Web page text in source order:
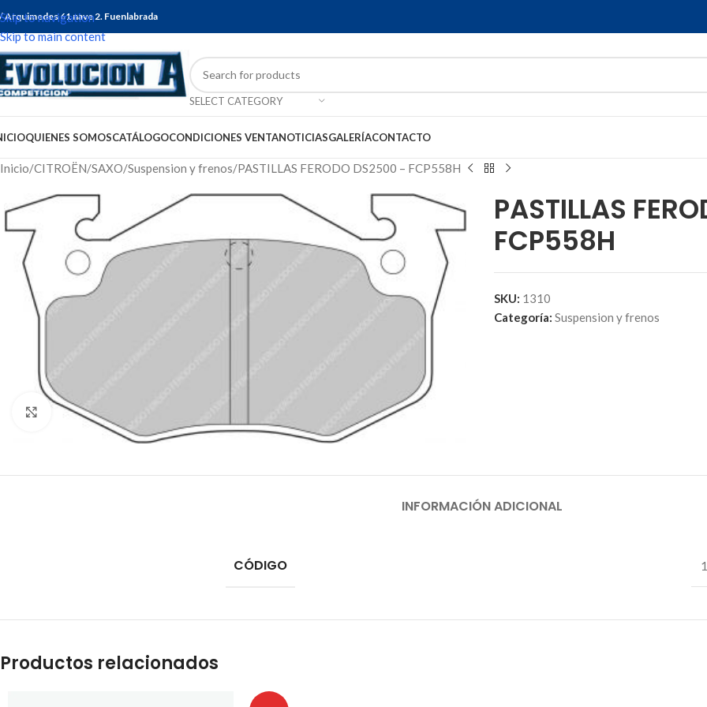
Skip to navigation
Skip to main content
Arquimedes 61 nave 2. Fuenlabrada
SELECT CATEGORY
QUIENES SOMOSCATÁLOGOCONDICIONES VENTANOTICIASGALERÍACONTACTO
Inicio CITROËN SAXO Suspension y frenos PASTILLAS FERODO DS2500 – FCP558H
Click to enlarge
PASTILLAS
FCP558H
SKU: 1310
Categoría: Suspension y frenos
INFORMACIÓN ADICIONAL
CÓDIGO
Productos relacionados